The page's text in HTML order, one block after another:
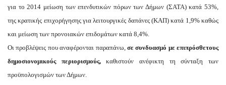
για το 2014 μείωση των επενδυτικών πόρων των Δήμων (ΣΑΤΑ) κατά 53%,
της κρατικής επιχορήγησης για λειτουργικές δαπάνες (ΚΑΠ) κατά 1,9% καθώς
και μείωση των προνοιακών επιδομάτων κατά 8,4%.
Οι προβλέψεις που αναφέρονται παραπάνω, σε συνδυασμό με επιπρόσθετους
δημοσιονομικούς περιορισμούς,καθιστούν ανέφικτη τη σύνταξη των
προϋπολογισμών των Δήμων.